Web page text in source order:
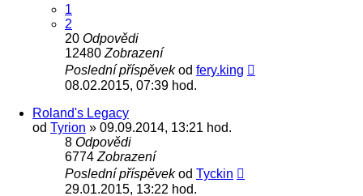
1
2
20 Odpovědi
12480 Zobrazení
Poslední příspěvekod fery.king
08.02.2015, 07:39 hod.
Roland's Legacy
od Tyrion » 09.09.2014, 13:21 hod.
8 Odpovědi
6774 Zobrazení
Poslední příspěvekod Tyckin
29.01.2015, 13:22 hod.